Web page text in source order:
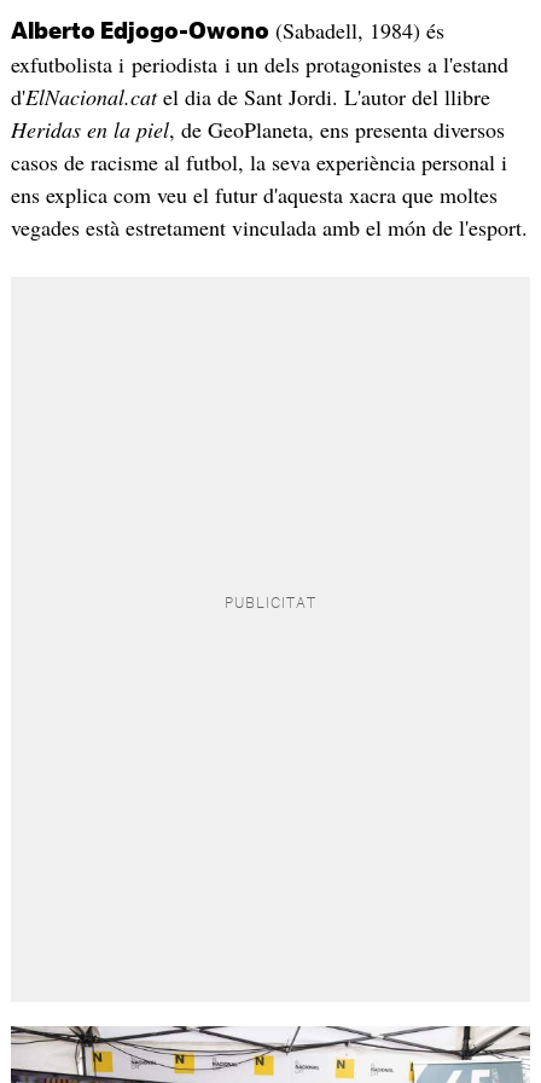
Alberto Edjogo-Owono (Sabadell, 1984) és
exfutbolista i periodista i un dels protagonistes a l'estand
d'ElNacional.catel dia de Sant Jordi. L'autor del llibre
Heridas en la piel, de GeoPlaneta, ens presenta diversos
casos de racisme al futbol, la seva experiència personal i
ens explica com veu el futur d'aquesta xacra que moltes
vegades està estretament vinculada amb el món de l'esport.